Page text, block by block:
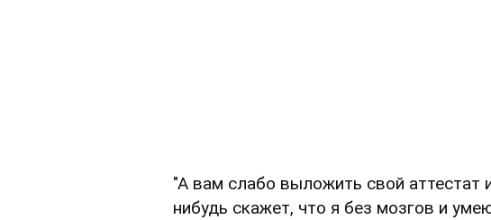
"А вам слабо выложить свой аттестат
нибудь скажет, что я без мозгов и